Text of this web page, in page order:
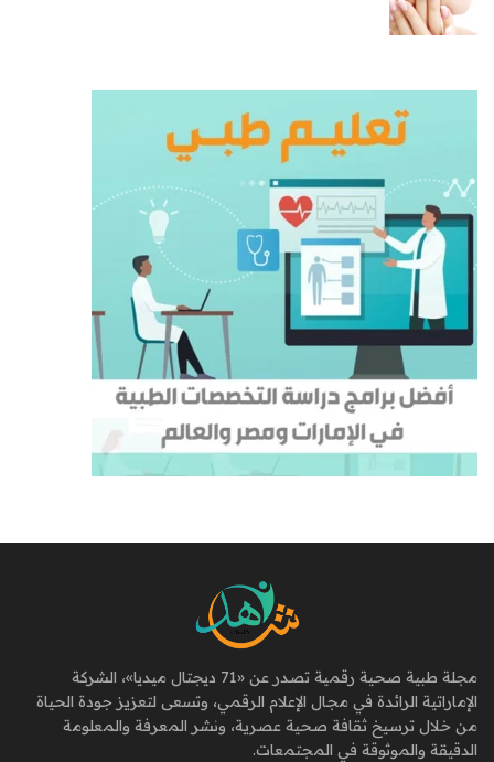
مجلة طبية صحية رقمية تصدر عن «71 ديجتال ميديا»، الشركة
الإماراتية الرائدة في مجال الإعلام الرقمي، وتسعى لتعزيز جودة الحياة
من خلال ترسيخ ثقافة صحية عصرية، ونشر المعرفة والمعلومة
الدقيقة والموثوقة في المجتمعات.